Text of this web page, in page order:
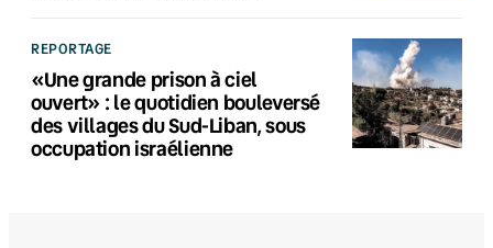
REPORTAGE
«Une grande prison à ciel
ouvert» : le quotidien bouleversé
des villages du Sud-Liban, sous
occupation israélienne